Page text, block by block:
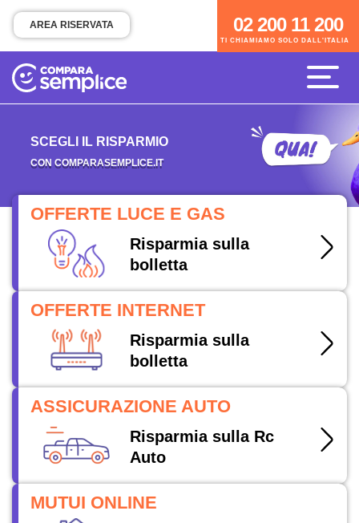
TI CHIAMIAMO SOLO DALL'ITALIA
02 200 11 200
AREA RISERVATA
SCEGLI IL RISPARMIO
CON COMPARASEMPLICE.IT
OFFERTE LUCE E GAS
Risparmia sulla
bolletta
OFFERTE INTERNET
Risparmia sulla
bolletta
ASSICURAZIONE AUTO
Risparmia sulla Rc
Auto
MUTUI ONLINE
02 200 11 200